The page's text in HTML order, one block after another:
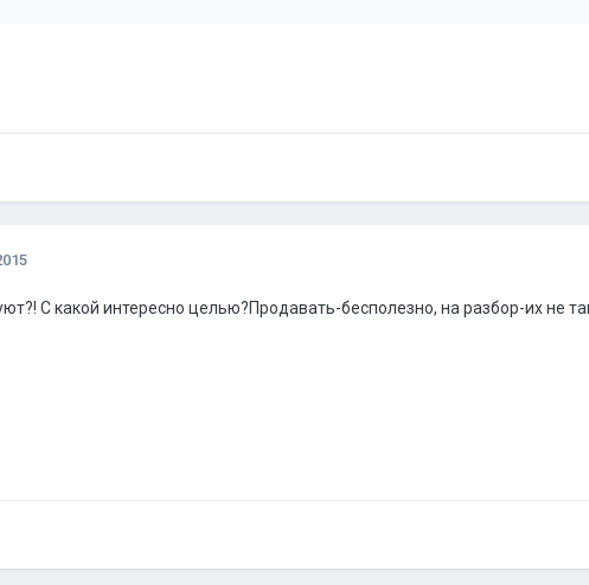
С какой интересно целью?Продавать-бесполезно, на разбор-их не